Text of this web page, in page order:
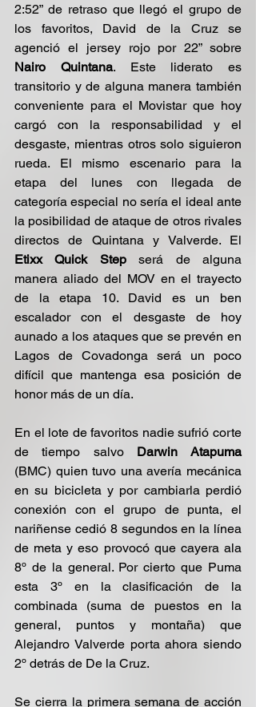
2:52” de retraso que llegó el grupo de
los favoritos, David de la Cruz se
Nairo Quintana. Este liderato es
transitorio y de alguna manera también
conveniente para el Movistar que hoy
cargó con la responsabilidad y el
desgaste, mientras otros solo siguieron
rueda. El mismo escenario para la
etapa del lunes con llegada de
categoría especial no sería el ideal ante
la posibilidad de ataque de otros rivales
Etixx Quick Step será de alguna
manera aliado del MOV en el trayecto
de la etapa 10. David es un ben
escalador con el desgaste de hoy
aunado a los ataques que se prevén en
Lagos de Covadonga será un poco
difícil que mantenga esa posición de
honor más de un día.
En el lote de favoritos nadie sufrió corte
de tiempo salvo Darwin Atapuma
(BMC) quien tuvo una avería mecánica
en su bicicleta y por cambiarla perdió
conexión con el grupo de punta, el
nariñense cedió 8 segundos en la línea
de meta y eso provocó que cayera ala
8º de la general. Por cierto que Puma
esta 3º en la clasificación de la
combinada (suma de puestos en la
general, puntos y montaña) que
Alejandro Valverde porta ahora siendo
2º detrás de De la Cruz.
Se cierra la primera semana de acción